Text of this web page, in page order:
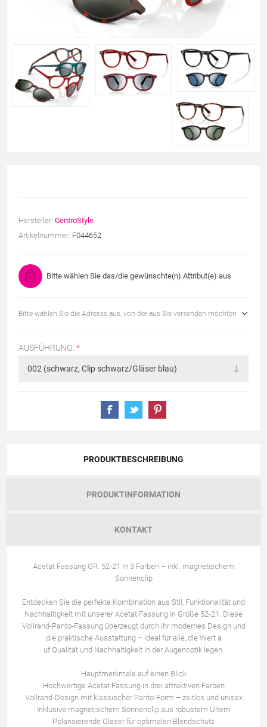
Hersteller: CentroStyle
Artikelnummer: F044652
Bitte wählen Sie das/die gewünschte(n) Attribut(e) aus
Bitte wählen Sie die Adresse aus, von der aus Sie versenden möchten
AUSFÜHRUNG: *
PRODUKTBESCHREIBUNG
PRODUKTINFORMATION
KONTAKT
Acetat Fassung GR. 52-21 in 3 Farben – inkl. magnetischem
Sonnenclip
Entdecken Sie die perfekte Kombination aus Stil, Funktionalität und
Nachhaltigkeit mit unserer Acetat Fassung in Größe 52-21. Diese
Vollrand-Panto-Fassung überzeugt durch ihr modernes Design und
die praktische Ausstattung – ideal für alle, die Wert a
uf Qualität und Nachhaltigkeit in der Augenoptik legen.
Hauptmerkmale auf einen Blick
Hochwertige Acetat Fassung in drei attraktiven Farben
Vollrand-Design mit klassischer Panto-Form – zeitlos und unisex
Inklusive magnetischem Sonnenclip aus robustem Ultem
Polarisierende Gläser für optimalen Blendschutz